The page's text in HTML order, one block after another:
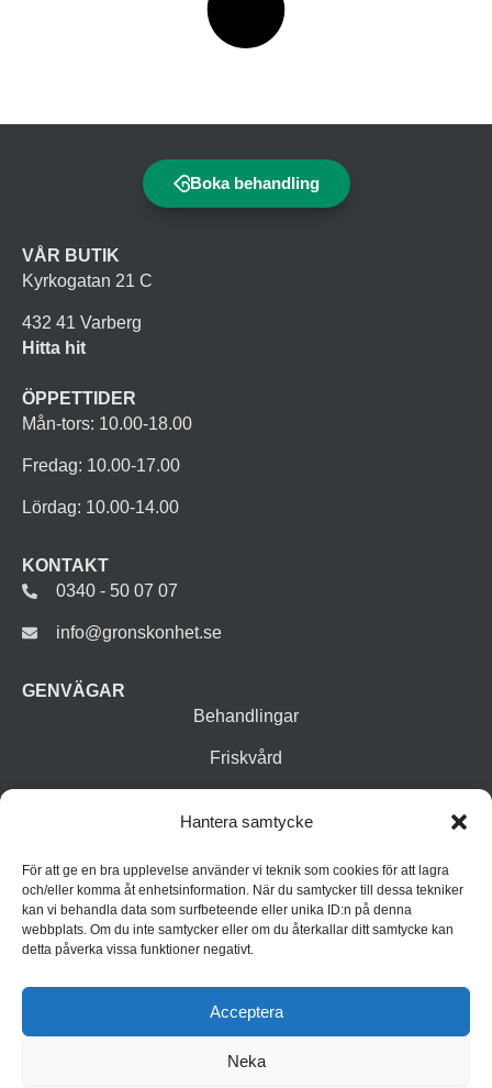
Hantera samtycke
För att ge en bra upplevelse använder vi teknik som cookies för att lagra
och/eller komma åt enhetsinformation. När du samtycker till dessa tekniker
kan vi behandla data som surfbeteende eller unika ID:n på denna
webbplats. Om du inte samtycker eller om du återkallar ditt samtycke kan
detta påverka vissa funktioner negativt.
Acceptera
Neka
Boka behandling
VÅR BUTIK
Kyrkogatan 21 C
432 41 Varberg
Hitta hit
ÖPPETTIDER
Mån-tors: 10.00-18.00
Fredag: 10.00-17.00
Lördag: 10.00-14.00
KONTAKT
0340 - 50 07 07
info@gronskonhet.se
GENVÄGAR
Behandlingar
Friskvård
Inspiration
Integritetspolicy